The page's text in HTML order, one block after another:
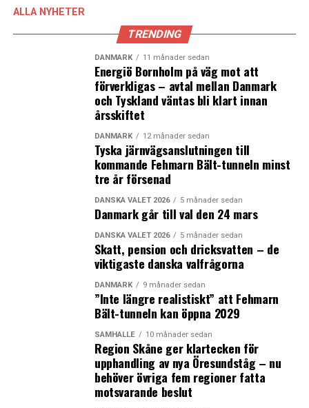
ALLA NYHETER
TRENDING
DANMARK 11 månader sedan
Energiö Bornholm på väg mot att
förverkligas – avtal mellan Danmark
och Tyskland väntas bli klart innan
årsskiftet
DANMARK 12 månader sedan
Tyska järnvägsanslutningen till
kommande Fehmarn Bält-tunneln minst
tre år försenad
DANSKA VALET 2026 5 månader sedan
Danmark går till val den 24 mars
DANSKA VALET 2026 5 månader sedan
Skatt, pension och dricksvatten – de
viktigaste danska valfrågorna
DANMARK 9 månader sedan
”Inte längre realistiskt” att Fehmarn
Bält-tunneln kan öppna 2029
SAMHÄLLE 10 månader sedan
Region Skåne ger klartecken för
upphandling av nya Öresundståg – nu
behöver övriga fem regioner fatta
motsvarande beslut